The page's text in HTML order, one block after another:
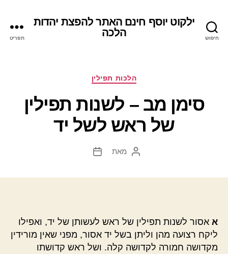
חיפוש
ילקוט יוסף חינם האתר להפצת יהדות
הלכה
תפריט
קטגוריות
הלכות תפילין
סימן מב – לשנות תפילין
של ראש לשל יד
המחבר
מאת
תאריך
א אסור לשנות תפילין של ראש לעשותן של יד, ואפילו
ליקח רצועה מהן וליתן בשל יד אסור, מפני שאין מורידין
מקדושה חמורה לקדושה קלה. ושל ראש קדושתו